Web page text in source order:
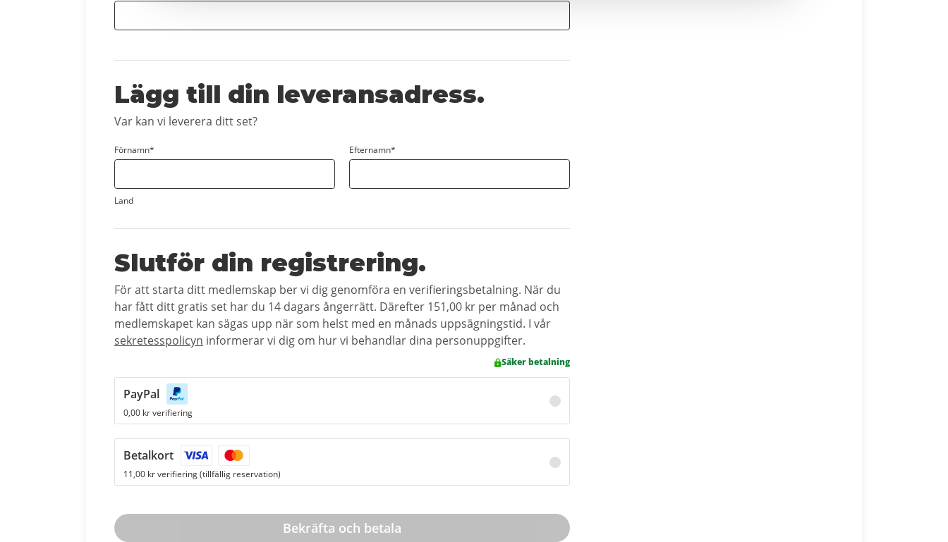
Lägg till din leveransadress.
Var kan vi leverera ditt set?
Förnamn* Efternamn*
Land
Slutför din registrering.
För att starta ditt medlemskap ber vi dig genomföra en verifieringsbetalning. När du
har fått ditt gratis set har du 14 dagars ångerrätt. Därefter 151,00 kr per månad och
medlemskapet kan sägas upp när som helst med en månads uppsägningstid. I vår
sekretesspolicyn informerar vi dig om hur vi behandlar dina personuppgifter.
Säker betalning
PayPal
0,00 kr verifiering
Betalkort
11,00 kr verifiering (tillfällig reservation)
Bekräfta och betala